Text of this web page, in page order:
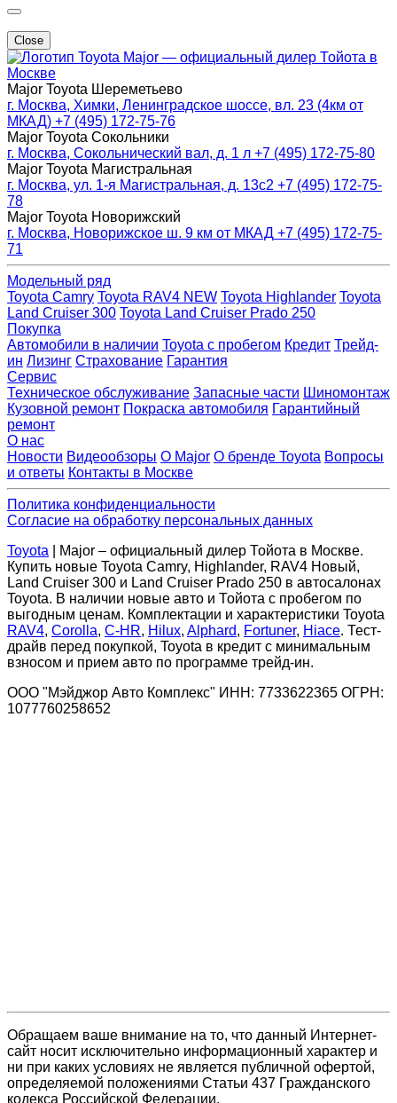
Close
Major — официальный дилер Тойота в
Москве
Major Toyota Шереметьево
г. Москва, Химки, Ленинградское шоссе, вл. 23 (4км от
МКАД) +7 (495) 172-75-76
Major Toyota Сокольники
г. Москва, Сокольнический вал, д. 1 л +7 (495) 172-75-80
Major Toyota Магистральная
г. Москва, ул. 1-я Магистральная, д. 13с2 +7 (495) 172-75-
78
Major Toyota Новорижский
г. Москва, Новорижское ш. 9 км от МКАД +7 (495) 172-75-
71
Модельный ряд
Toyota Camry Toyota RAV4 NEW Toyota Highlander Toyota
Land Cruiser 300 Toyota Land Cruiser Prado 250
Покупка
Автомобили в наличии Toyota с пробегом Кредит Трейд-
ин Лизинг Страхование Гарантия
Сервис
Техническое обслуживание Запасные части Шиномонтаж
Кузовной ремонт Покраска автомобиля Гарантийный
ремонт
О нас
Новости Видеообзоры О Major О бренде Toyota Вопросы
и ответы Контакты в Москве
Политика конфиденциальности
Согласие на обработку персональных данных
Toyota | Major – официальный дилер Тойота в Москве.
Купить новые Toyota Camry, Highlander, RAV4 Новый,
Land Cruiser 300 и Land Cruiser Prado 250 в автосалонах
Toyota. В наличии новые авто и Тойота с пробегом по
выгодным ценам. Комплектации и характеристики Toyota
RAV4, Corolla, C-HR, Hilux, Alphard, Fortuner, Hiace. Тест-
драйв перед покупкой, Toyota в кредит с минимальным
взносом и прием авто по программе трейд-ин.
ООО "Мэйджор Авто Комплекс" ИНН: 7733622365 ОГРН:
1077760258652
Обращаем ваше внимание на то, что данный Интернет-
сайт носит исключительно информационный характер и
ни при каких условиях не является публичной офертой,
определяемой положениями Статьи 437 Гражданского
кодекса Российской Федерации.